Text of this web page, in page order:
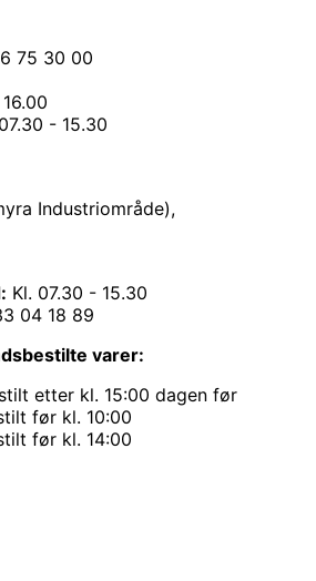
75 30 00
- 15.30
Industriområde),
Kl. 07.30 - 15.30
04 18 89
varer:
etter kl. 15:00 dagen før
før kl. 10:00
før kl. 14:00